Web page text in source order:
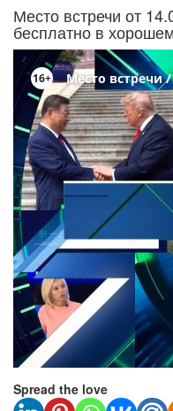
Место встречи от
бесплатно в
Spread the love